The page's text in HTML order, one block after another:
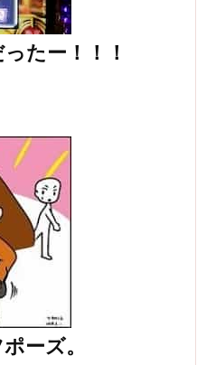
たー！！！
ーズ。